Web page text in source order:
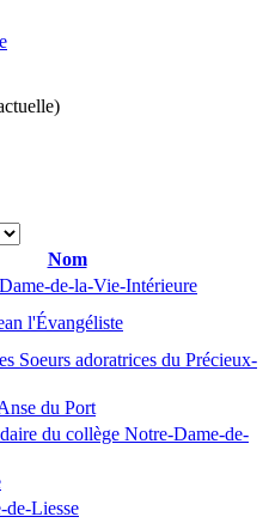
Nom
de-la-Vie-Intérieure
l'Évangéliste
Soeurs adoratrices du Précieux-
du Port
du collège Notre-Dame-de-
Liesse